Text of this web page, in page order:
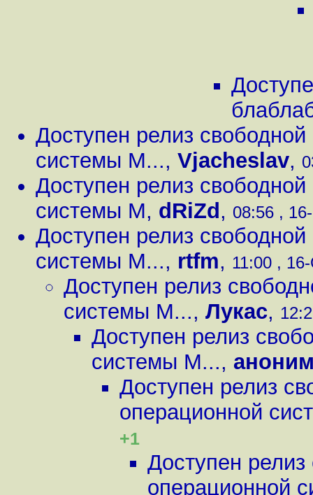
Доступен релиз
системы M..., Vjacheslav,
Доступен релиз
системы M, dRiZd , 08:56 ,
Доступен релиз
системы M..., rtfm, 11:00 ,
Доступен релиз
системы M..., Лукас,
Доступен релиз
системы M...,
Доступен релиз
операционной
+1
Доступен
операционной